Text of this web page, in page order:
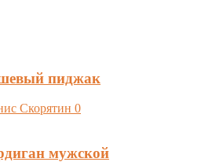
пиджак
Скорятин 0
мужской